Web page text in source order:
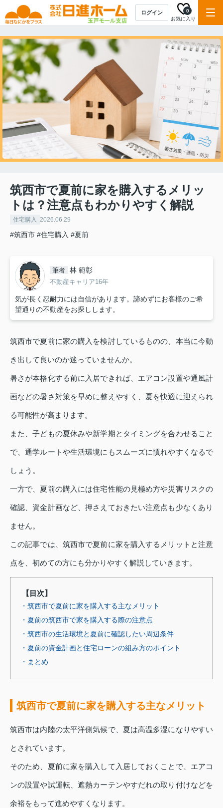
ログイン
お気に入り
0
筑西市で夏前に家を購入するメリッ
トは？注意点もわかりやすく解説
住宅購入 2026.06.29
#筑西市 #住宅購入 #夏前
筆者 林 範彰
不動産キャリア16年
気が長く忍耐力には自信があります。諦めずにお客様のご希
望通りの不動産をお探しします。
筑西市で夏前に家の購入を検討しているものの、本当に今動
き出して良いのか迷っていませんか。
暑さが本格化する前に入居できれば、エアコン設置や通風計
画などの暑さ対策を早めに整えやすく、夏を快適に迎えられ
る可能性が高まります。
また、子どもの夏休みや新学期とタイミングを合わせること
で、通学ルートや生活環境にもスムーズに慣れやすくなるで
しょう。
一方で、夏前の購入には住宅性能の見極め方や災害リスクの
確認、資金計画など、押さえておきたい注意点も少なくあり
ません。
この記事では、筑西市で夏前に家を購入するメリットと注意
点を、初めての方にも分かりやすく解説していきます。
【目次】
・筑西市で夏前に家を購入する主なメリット
・夏前の筑西市で家を購入する際の注意点
・筑西市の生活環境と夏前に確認したい周辺条件
・夏前の資金計画と住宅ローンの組み方のポイント
・まとめ
筑西市で夏前に家を購入する主なメリット
筑西市は内陸の太平洋側気候で、夏は高温多湿になりやすい
とされています。
そのため、夏前に家を購入して入居しておくことで、エアコ
ンの設置や試運転、遮熱カーテンやすだれの取り付けなどを
余裕をもって進めやすくなります。